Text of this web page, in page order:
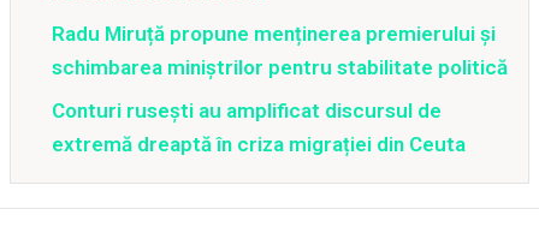
Radu Miruță propune menținerea premierului și
schimbarea miniștrilor pentru stabilitate politică
Conturi rusești au amplificat discursul de
extremă dreaptă în criza migrației din Ceuta